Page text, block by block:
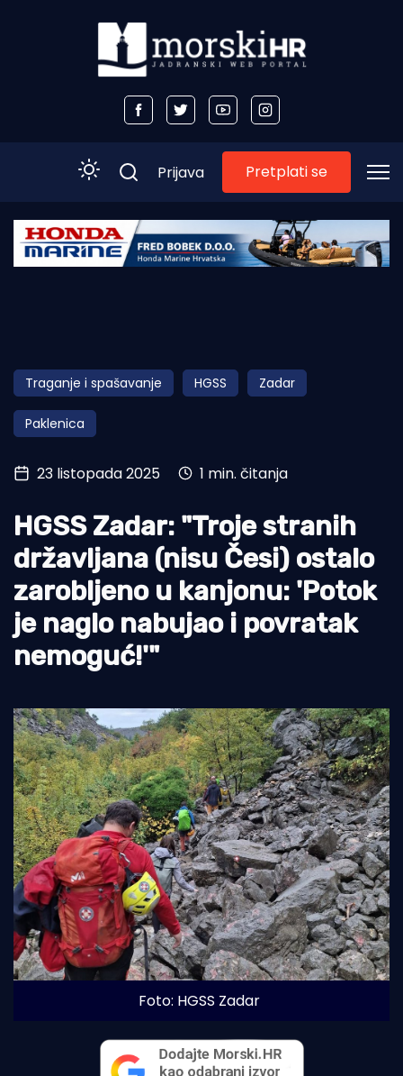
Početna
Obala
Otoci
Turizam i nautika
Pomorstvo
Ekologija
Tradicija i kultura
Prijava Pretplati se
Traganje i spašavanje HGSS Zadar
Paklenica
23 listopada 2025 1 min. čitanja
HGSS Zadar: "Troje stranih
državljana (nisu Česi) ostalo
zarobljeno u kanjonu: 'Potok
je naglo nabujao i povratak
nemoguć!'"
Foto: HGSS Zadar